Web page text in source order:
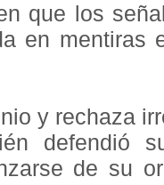
que los
en mentiras
y rechaza
defendió
de su